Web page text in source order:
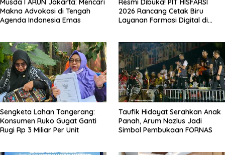
Musda I ARUN Jakarta: Mencari
Makna Advokasi di Tengah
Agenda Indonesia Emas
Resmi Dibuka! PIT HISFARSI
2026 Rancang Cetak Biru
Layanan Farmasi Digital di
Sengketa Lahan Tangerang:
Konsumen Ruko Gugat Ganti
Rugi Rp 3 Miliar Per Unit
Taufik Hidayat Serahkan Anak
Panah, Arum Nazlus Jadi
Simbol Pembukaan FORNAS